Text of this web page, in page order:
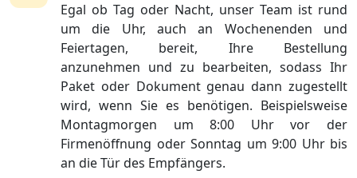
Egal ob Tag oder Nacht, unser Team ist rund
um die Uhr, auch an Wochenenden und
Feiertagen, bereit, Ihre Bestellung
anzunehmen und zu bearbeiten, sodass Ihr
Paket oder Dokument genau dann zugestellt
wird, wenn Sie es benötigen. Beispielsweise
Montagmorgen um 8:00 Uhr vor der
Firmenöffnung oder Sonntag um 9:00 Uhr bis
an die Tür des Empfängers.